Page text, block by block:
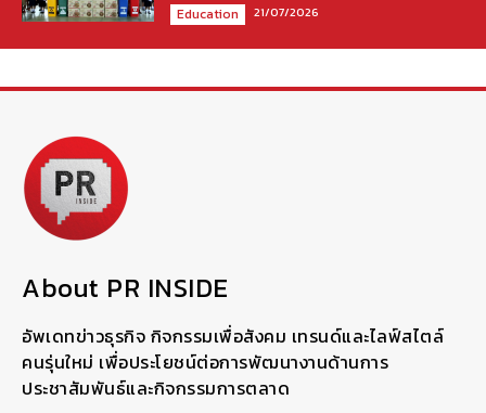
Education 21/07/2026
About PR INSIDE
อัพเดทข่าวธุรกิจ กิจกรรมเพื่อสังคม เทรนด์และไลฟ์สไตล์
คนรุ่นใหม่ เพื่อประโยชน์ต่อการพัฒนางานด้านการ
ประชาสัมพันธ์และกิจกรรมการตลาด